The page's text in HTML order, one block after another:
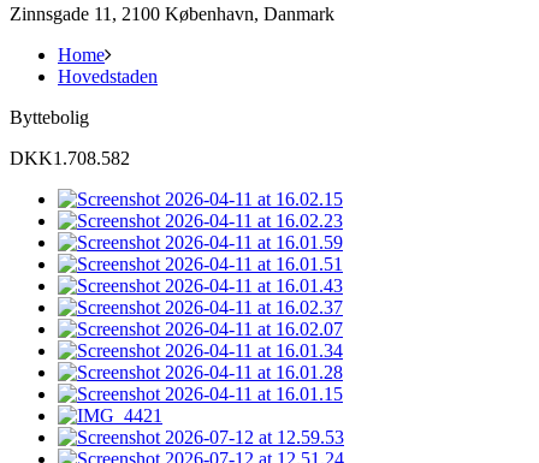
Zinnsgade 11, 2100 København, Danmark
Home
Hovedstaden
Byttebolig
DKK1.708.582